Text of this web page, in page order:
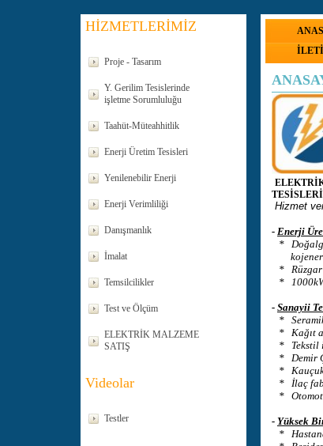
HİZMETLERİMİZ
Proje - Tasarım
Y. Gerilim Tesislerinde
işletme Sorumluluğu
Taahüt-Müteahhitlik
Enerji Üretim Tesisleri
Yenilenebilir Enerji
Enerji Verimliliği
Danışmanlık
İmalat
Temsilcilikler
Test ve Ölçüm
ELEKTRİK MALZEME
SATIŞ
Videolar
Testler
Hizmet
- Enerji
*
* Rüzgar
*
- Sanayii
*
* Kağıt
* Tekstil
* Demir
* Kauçuk
* İlaç
*
- Yüksek
*